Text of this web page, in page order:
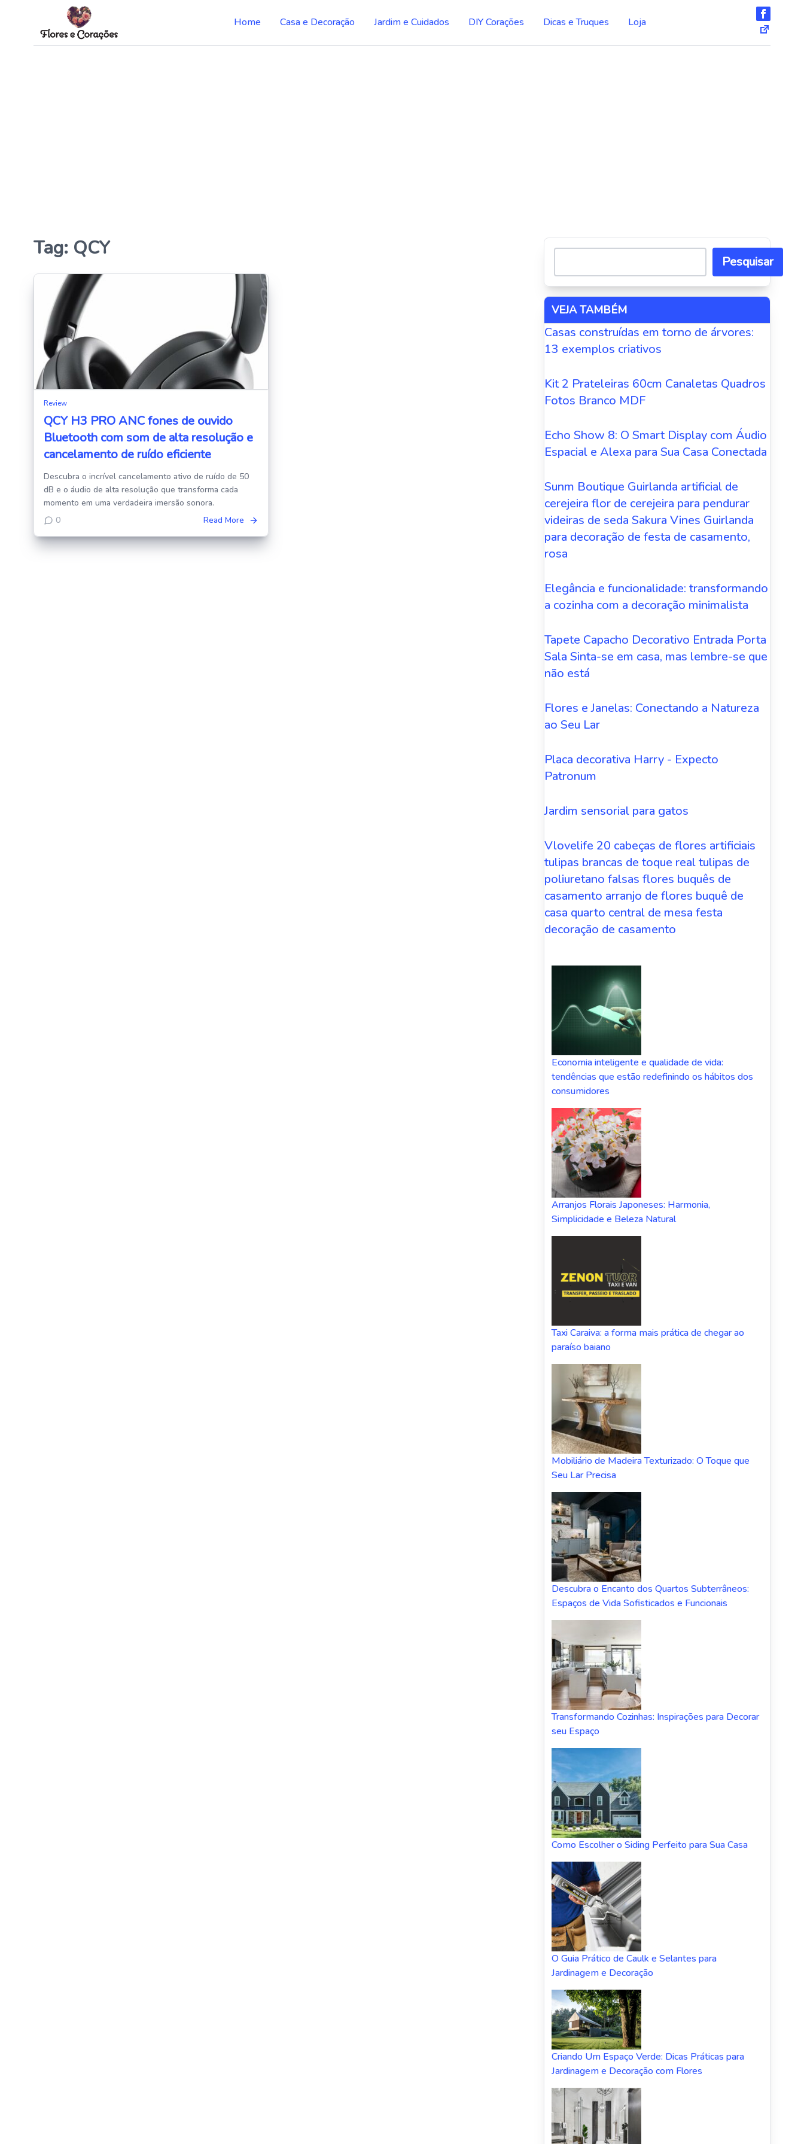
Skip
to
Home Casa e Decoração Jardim e Cuidados DIY Corações Dicas e Truques Loja
Tag: QCY
Review
QCY H3 PRO ANC fones de ouvido
Bluetooth com som de alta resolução e
cancelamento de ruído eficiente
Descubra o incrível cancelamento ativo de ruído de 50
dB e o áudio de alta resolução que transforma cada
momento em uma verdadeira imersão sonora.
0
Read More
Pesquisar
VEJA TAMBÉM
Casas construídas em torno de árvores:
13 exemplos criativos
Kit 2 Prateleiras 60cm Canaletas Quadros
Fotos Branco MDF
Echo Show 8: O Smart Display com Áudio
Espacial e Alexa para Sua Casa Conectada
Sunm Boutique Guirlanda artificial de
cerejeira flor de cerejeira para pendurar
videiras de seda Sakura Vines Guirlanda
para decoração de festa de casamento,
rosa
Elegância e funcionalidade: transformando
a cozinha com a decoração minimalista
Tapete Capacho Decorativo Entrada Porta
Sala Sinta-se em casa, mas lembre-se que
não está
Flores e Janelas: Conectando a Natureza
ao Seu Lar
Placa decorativa Harry - Expecto
Patronum
Jardim sensorial para gatos
Vlovelife 20 cabeças de flores artificiais
tulipas brancas de toque real tulipas de
poliuretano falsas flores buquês de
casamento arranjo de flores buquê de
casa quarto central de mesa festa
decoração de casamento
Economia inteligente e qualidade de vida:
tendências que estão redefinindo os hábitos dos
consumidores
Arranjos Florais Japoneses: Harmonia,
Simplicidade e Beleza Natural
Taxi Caraiva: a forma mais prática de chegar ao
paraíso baiano
Mobiliário de Madeira Texturizado: O Toque que
Seu Lar Precisa
Descubra o Encanto dos Quartos Subterrâneos:
Espaços de Vida Sofisticados e Funcionais
Transformando Cozinhas: Inspirações para Decorar
seu Espaço
Como Escolher o Siding Perfeito para Sua Casa
O Guia Prático de Caulk e Selantes para
Jardinagem e Decoração
Criando Um Espaço Verde: Dicas Práticas para
Jardinagem e Decoração com Flores